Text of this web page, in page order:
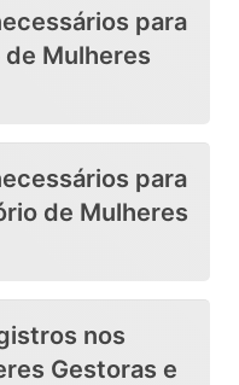
para
Mulheres
para
de Mulheres
nos
Gestoras e